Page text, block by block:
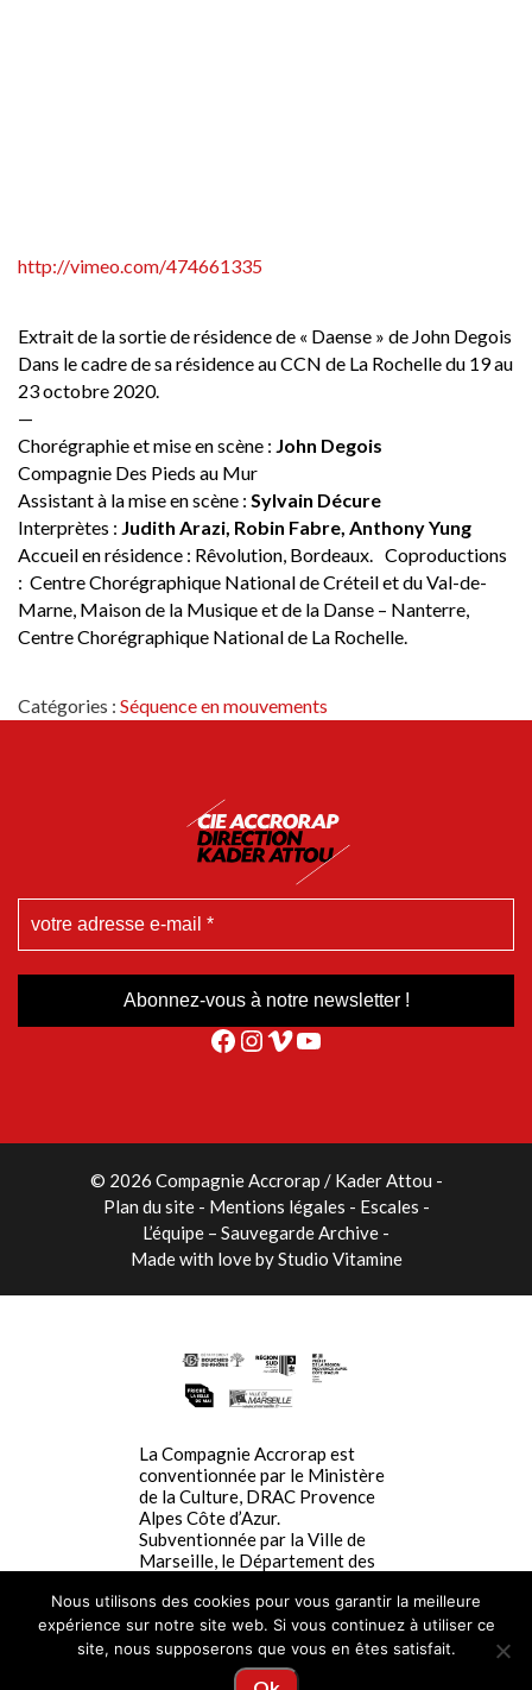
http://vimeo.com/474661335
Extrait de la sortie de résidence de « Daense » de John Degois
Dans le cadre de sa résidence au CCN de La Rochelle du 19 au
23 octobre 2020.
—
Chorégraphie et mise en scène : John Degois
Compagnie Des Pieds au Mur
Assistant à la mise en scène : Sylvain Décure
Interprètes : Judith Arazi, Robin Fabre, Anthony Yung
Accueil en résidence : Rêvolution, Bordeaux. Coproductions
: Centre Chorégraphique National de Créteil et du Val-de-
Marne, Maison de la Musique et de la Danse – Nanterre,
Centre Chorégraphique National de La Rochelle.
Catégories : Séquence en mouvements
Facebook
Instagram
Vimeo
YouTube
© 2026 Compagnie Accrorap / Kader Attou -
Plan du site
Mentions légales
Escales
L’équipe – Sauvegarde Archive
Made with love byStudio Vitamine
La Compagnie Accrorap est
conventionnée par le Ministère
de la Culture, DRAC Provence
Alpes Côte d’Azur.
Subventionnée par la Ville de
Marseille, le Département des
SUD Provence-Alpes-Côte-
d’Azur. La Compagnie Accrorap
est résidente à la Friche la Belle
Nous utilisons des cookies pour vous garantir la meilleure
expérience sur notre site web. Si vous continuez à utiliser ce
site, nous supposerons que vous en êtes satisfait.